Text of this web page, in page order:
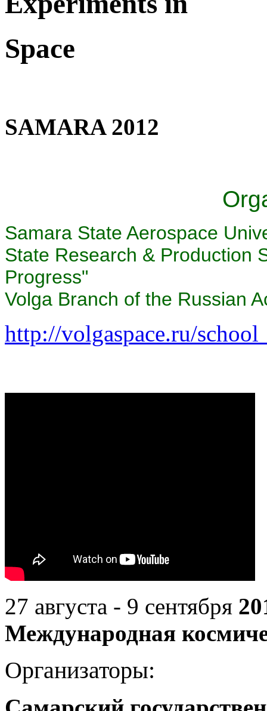
Space
SAMARA 2012
Samara State Aerospace
State Research & Production
Progress"
Volga Branch of the Russian
http://volgaspace.ru/
27 августа - 9 сентября
Международная
Организаторы: